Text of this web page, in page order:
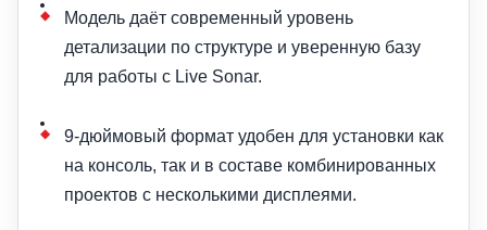
Модель даёт современный уровень
детализации по структуре и уверенную базу
для работы с Live Sonar.
9-дюймовый формат удобен для установки как
на консоль, так и в составе комбинированных
проектов с несколькими дисплеями.